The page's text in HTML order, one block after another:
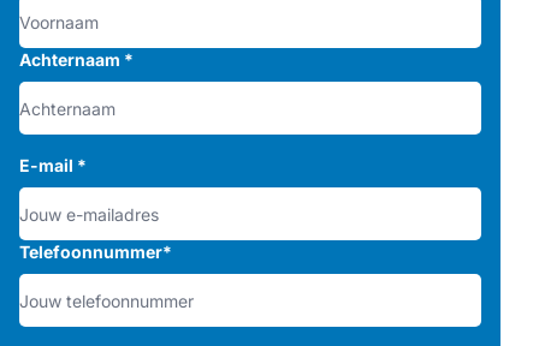
Achternaam *
E-mail *
Telefoonnummer*